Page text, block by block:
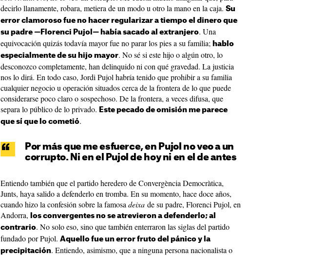
decirlo llanamente, robara, metiera de un modo u otro la mano en la caja. Su
error clamoroso fue no hacer regularizar a tiempo el dinero que
su padre —Florenci Pujol— había sacado al extranjero. Una
equivocación quizás todavía mayor fue no parar los pies a su familia; hablo
especialmente de su hijo mayor. No sé si este hijo o algún otro, lo
desconozco completamente, han delinquido ni con qué gravedad. La justicia
nos lo dirá. En todo caso, Jordi Pujol habría tenido que prohibir a su familia
cualquier negocio u operación situados cerca de la frontera de lo que puede
considerarse poco claro o sospechoso. De la frontera, a veces difusa, que
separa lo público de lo privado. Este pecado de omisión me parece
que sí que lo cometió.
Por más que me esfuerce, en Pujol no veo a un
corrupto. Ni en el Pujol de hoy ni en el de antes
Entiendo también que el partido heredero de Convergència Democràtica,
Junts, haya salido a defenderlo en tromba. En su momento, hace doce años,
cuando hizo la confesión sobre la famosa deixa de su padre, Florenci Pujol, en
Andorra,
los convergentes no se atrevieron a defenderlo; al
contrario. No solo eso, sino que también enterraron las siglas del partido
fundado por Pujol. Aquello fue un error fruto del pánico y la
precipitación. Entiendo, asimismo, que a ninguna persona nacionalista o